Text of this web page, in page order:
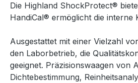
Die Highland ShockProtect®
HandiCal® ermöglicht die interne
Ausgestattet mit einer Vielzahl
den Laborbetrieb, die
geeignet. Präzisionswaagen von
Dichtebestimmung,